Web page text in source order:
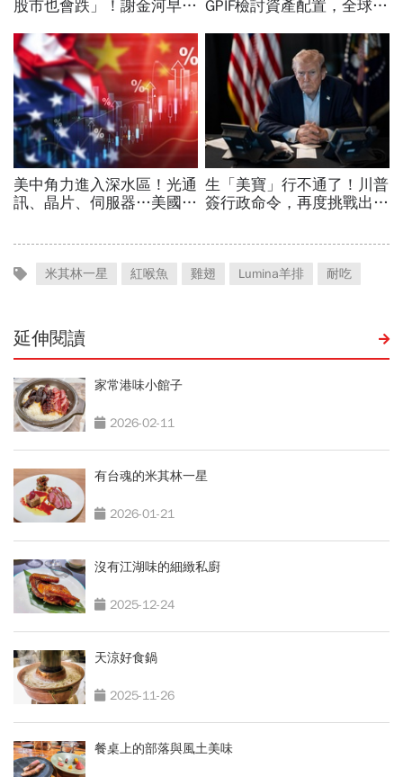
米其林一星 紅喉魚 雞翅 Lumina羊排 耐吃
延伸閱讀
家常港味小館子
2026-02-11
有台魂的米其林一星
2026-01-21
沒有江湖味的細緻私廚
2025-12-24
天涼好食鍋
2025-11-26
餐桌上的部落與風土美味